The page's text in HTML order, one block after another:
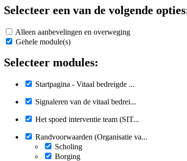
Selecteer een van de volgende
Alleen aanbevelingen en overweging
Gehele module(s)
Selecteer modules:
Startpagina - Vitaal bedreigde ...
Signaleren van de vitaal bedrei...
Het spoed interventie team (SIT...
Randvoorwaarden (Organisatie va...
Scholing
Borging